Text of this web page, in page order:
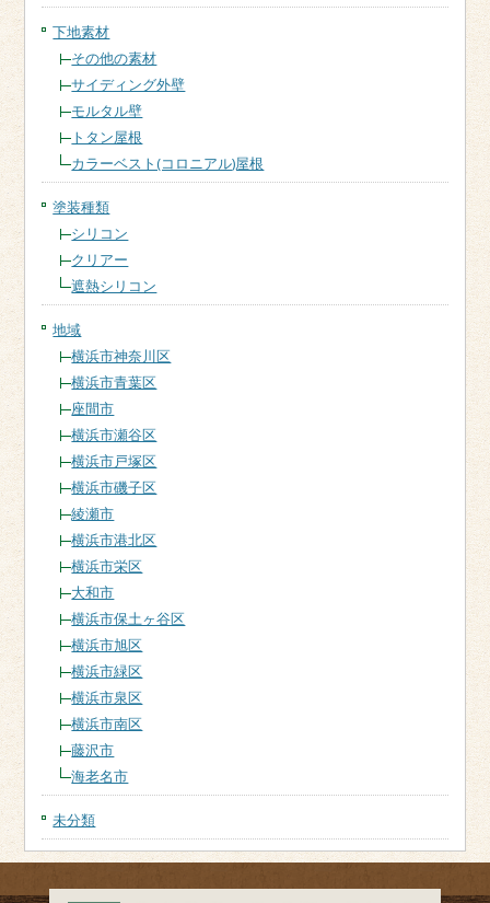
下地素材
その他の素材
サイディング外壁
モルタル壁
トタン屋根
カラーベスト(コロニアル)屋根
塗装種類
シリコン
クリアー
遮熱シリコン
地域
横浜市神奈川区
横浜市青葉区
座間市
横浜市瀬谷区
横浜市戸塚区
横浜市磯子区
綾瀬市
横浜市港北区
横浜市栄区
大和市
横浜市保土ヶ谷区
横浜市旭区
横浜市緑区
横浜市泉区
横浜市南区
藤沢市
海老名市
未分類